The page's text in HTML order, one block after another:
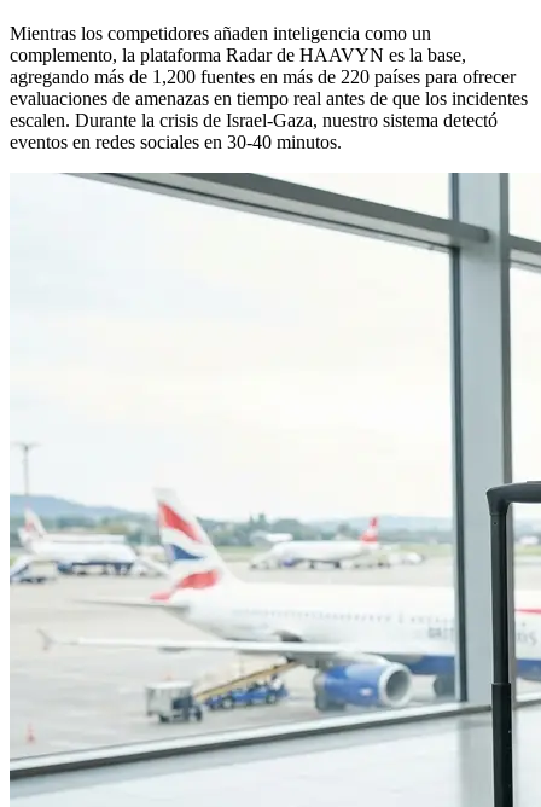
Mientras los competidores añaden inteligencia como un
complemento, la plataforma Radar de HAAVYN es la base,
agregando más de 1,200 fuentes en más de 220 países para ofrecer
evaluaciones de amenazas en tiempo real antes de que los incidentes
escalen. Durante la crisis de Israel-Gaza, nuestro sistema detectó
eventos en redes sociales en 30-40 minutos.